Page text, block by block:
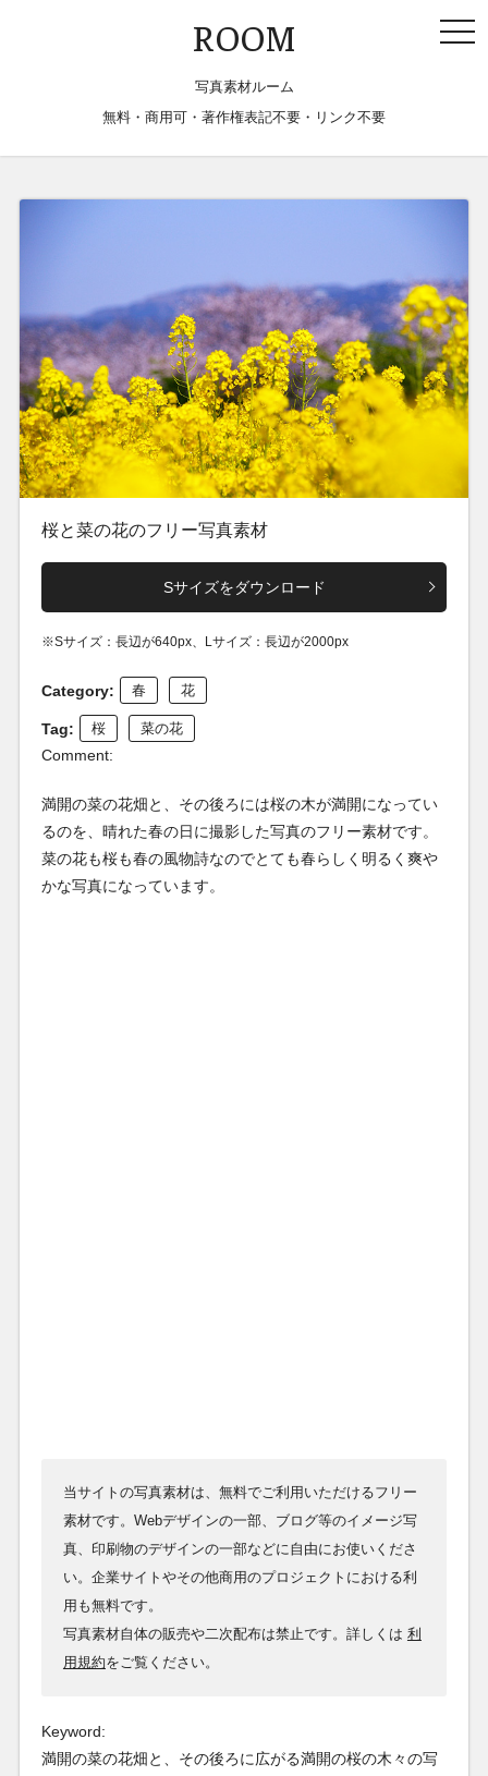
ROOM
写真素材ルーム
無料・商用可・著作権表記不要・リンク不要
桜と菜の花のフリー写真素材
Sサイズをダウンロード
※Sサイズ：長辺が640px、Lサイズ：長辺が2000px
Category: 春 花
Tag: 桜 菜の花
Comment:
満開の菜の花畑と、その後ろには桜の木が満開になってい
るのを、晴れた春の日に撮影した写真のフリー素材です。
菜の花も桜も春の風物詩なのでとても春らしく明るく爽や
かな写真になっています。
当サイトの写真素材は、無料でご利用いただけるフリー
素材です。Webデザインの一部、ブログ等のイメージ写
真、印刷物のデザインの一部などに自由にお使いくださ
い。企業サイトやその他商用のプロジェクトにおける利
用も無料です。
写真素材自体の販売や二次配布は禁止です。詳しくは 利
用規約をご覧ください。
Keyword:
満開の菜の花畑と、その後ろに広がる満開の桜の木々の写